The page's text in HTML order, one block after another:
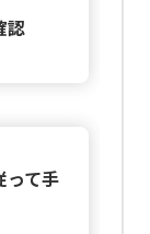
認
って手